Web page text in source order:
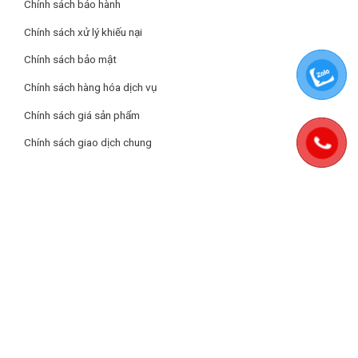
sống mát mẻ và tiết kiệm điện năng. Với công nghệ Inverter, khả
năng làm lạnh nhanh, và độ ồn thấp, đây chắc chắn là sự lựa
Chính sách bảo hành
Chính sách xử lý khiếu nại
Chính sách bảo mật
Chính sách hàng hóa dịch vụ
Chính sách giá sản phẩm
Chính sách giao dịch chung